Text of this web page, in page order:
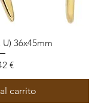
U) 36x45mm
€
carrito